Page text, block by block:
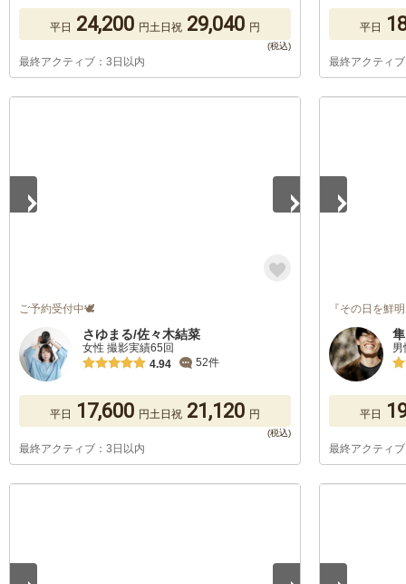
平日 24,200 円土日祝 29,040 円
最終アクティブ：3日以内
平日
最終アクティ
ご予約受付中🕊️
さゆまる/佐々木結菜
女性 撮影実績65回
4.94
52件
平日 17,600 円土日祝 21,120 円
最終アクティブ：3日以内
『その日を鮮
平日
最終アクティ